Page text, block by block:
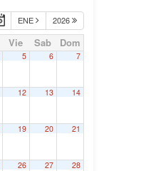
ENE 2026
Vie Sab Dom
5 6 7
12 13 14
19 20 21
26 27 28